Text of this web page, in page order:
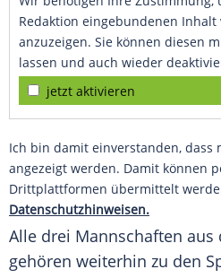
Redaktion eingebundenen Inhalt
anzuzeigen. Sie können diesen
lassen und auch wieder
jetzt aktivieren
Ich bin damit einverstanden, dass
angezeigt werden. Damit können
Drittplattformen übermittelt
Datenschutzhinweisen.
Alle drei Mannschaften
gehören weiterhin zu den